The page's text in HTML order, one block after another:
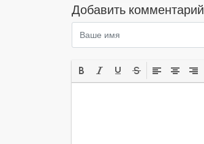
Добавить комментарий